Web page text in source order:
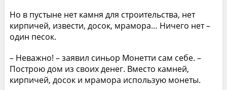
Но в пустыне нет камня для строительства, нет
кирпичей, извести, досок, мрамора… Ничего нет –
один песок.
– Неважно! – заявил синьор Монетти сам себе. –
Построю дом из своих денег. Вместо камней,
кирпичей, досок и мрамора использую монеты.